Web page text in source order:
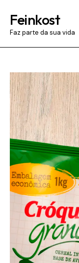
Feinkost
Faz parte da sua vida